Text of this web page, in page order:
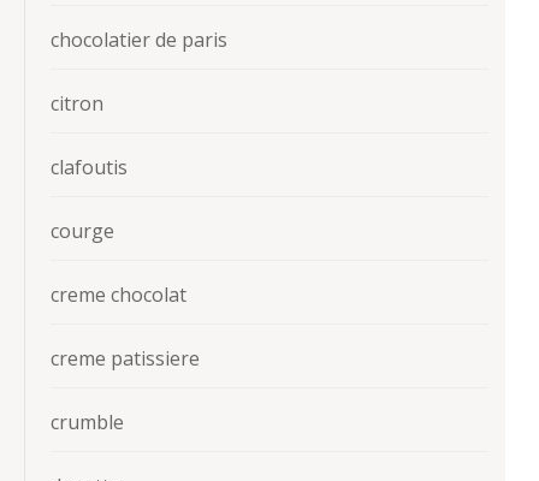
chocolatier de paris
citron
clafoutis
courge
creme chocolat
creme patissiere
crumble